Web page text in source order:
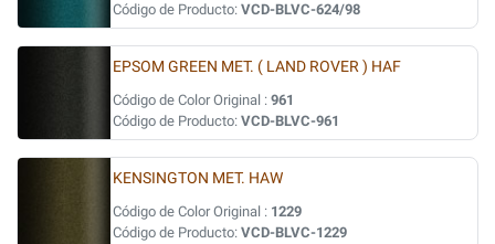
Código de Producto: VCD-BLVC-624/98
EPSOM GREEN MET. ( LAND ROVER ) HAF
Código de Color Original : 961
Código de Producto: VCD-BLVC-961
KENSINGTON MET. HAW
Código de Color Original : 1229
Código de Producto: VCD-BLVC-1229